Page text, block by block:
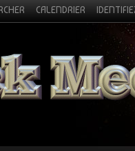
CALENDRIER